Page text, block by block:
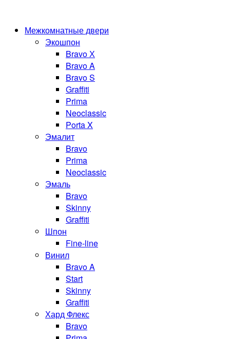
Межкомнатные двери
Экошпон
Bravo Х
Bravo A
Bravo S
Graffiti
Prima
Neoclassic
Porta X
Эмалит
Bravo
Prima
Neoclassic
Эмаль
Bravo
Skinny
Graffiti
Шпон
Fine-line
Винил
Bravo A
Start
Skinny
Graffiti
Хард Флекс
Bravo